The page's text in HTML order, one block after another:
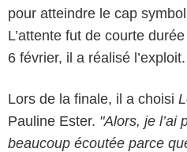
pour atteindre le cap
L’attente fut de courte
6 février, il a réalisé l’exploit.
Lors de la finale, il a choisi
Pauline Ester. "Alors, je l’ai
beaucoup écoutée parce